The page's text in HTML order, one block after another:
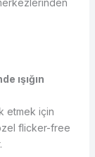
ışığın
etmek için
flicker-free